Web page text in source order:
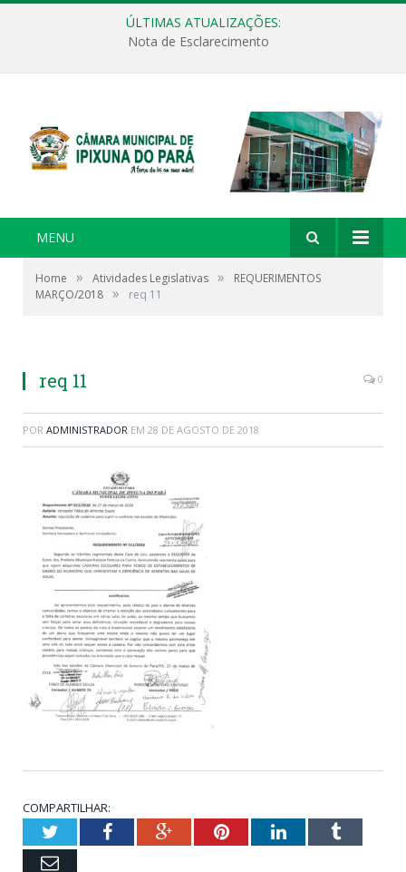
ÚLTIMAS ATUALIZAÇÕES:
Nota de Esclarecimento
MENU
Home » Atividades Legislativas »
REQUERIMENTOS
MARÇO/2018 » req 11
req 11 0
POR ADMINISTRADOR EM 28 DE AGOSTO DE 2018
COMPARTILHAR:
TwitterFacebookGoogle+PinterestLinkedInTumblr
Email